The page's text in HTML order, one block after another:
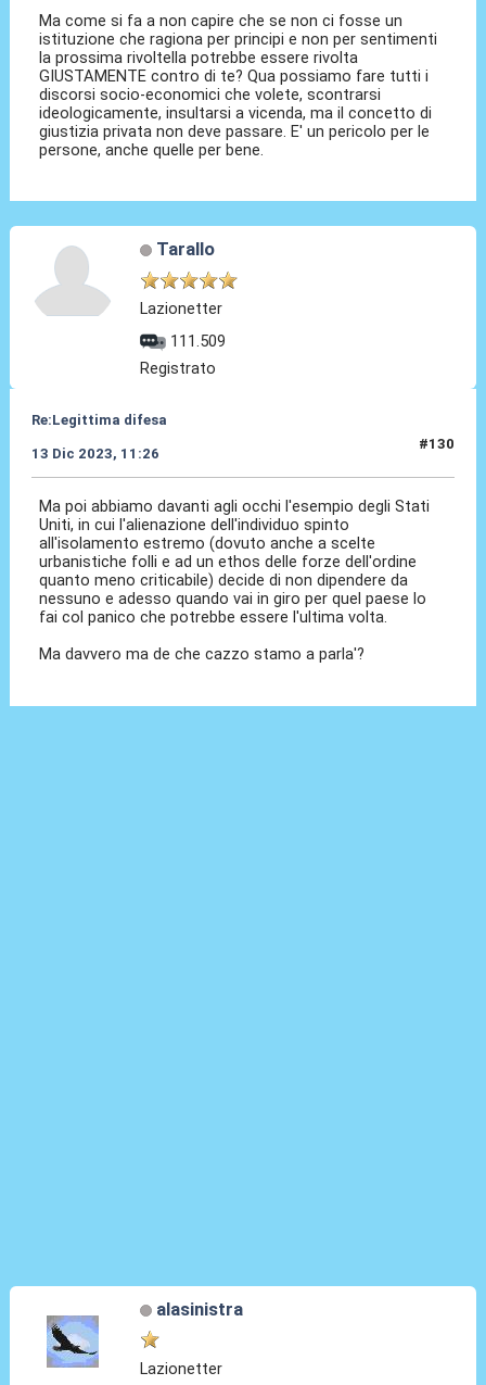
Ma come si fa a non capire che se non ci fosse un
istituzione che ragiona per principi e non per sentimenti
la prossima rivoltella potrebbe essere rivolta
GIUSTAMENTE contro di te? Qua possiamo fare tutti i
discorsi socio-economici che volete, scontrarsi
ideologicamente, insultarsi a vicenda, ma il concetto di
giustizia privata non deve passare. E' un pericolo per le
persone, anche quelle per bene.
Tarallo
Lazionetter
111.509
Registrato
Re:Legittima difesa
13 Dic 2023, 11:26
#130
Ma poi abbiamo davanti agli occhi l'esempio degli Stati
Uniti, in cui l'alienazione dell'individuo spinto
all'isolamento estremo (dovuto anche a scelte
urbanistiche folli e ad un ethos delle forze dell'ordine
quanto meno criticabile) decide di non dipendere da
nessuno e adesso quando vai in giro per quel paese lo
fai col panico che potrebbe essere l'ultima volta.
Ma davvero ma de che cazzo stamo a parla'?
alasinistra
Lazionetter